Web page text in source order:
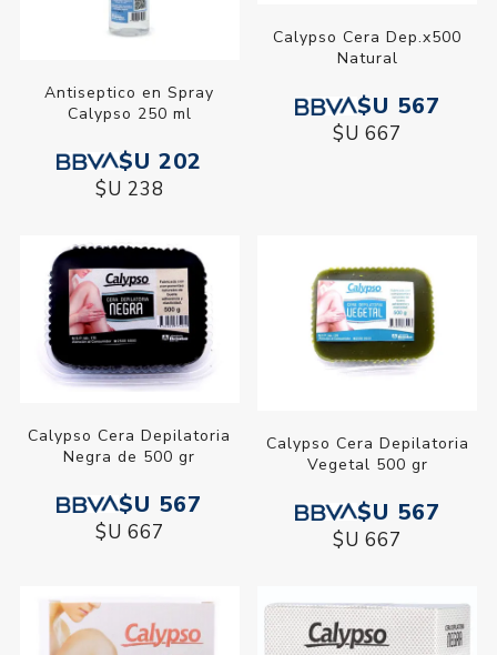
Antiseptico en Spray
Calypso 250 ml
$U 202
$U 238
Calypso Cera Dep.x500
Natural
$U 567
$U 667
Calypso Cera Depilatoria
Negra de 500 gr
$U 567
$U 667
Calypso Cera Depilatoria
Vegetal 500 gr
$U 567
$U 667